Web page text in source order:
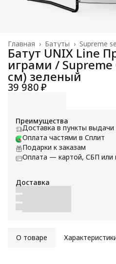
Supreme
Батуты ›
Главная ›
Батут UNIX Line
играми / Supreme
см) зеленый
39 980 ₽
Преимущества
Доставка в пункты
Оплата частями в Сплит
Подарки к заказам
Оплата — картой, СБП или
Доставка
О товаре